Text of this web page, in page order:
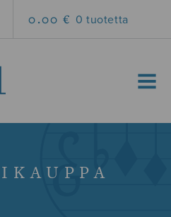
0.00 € 0 tuotetta
MENU